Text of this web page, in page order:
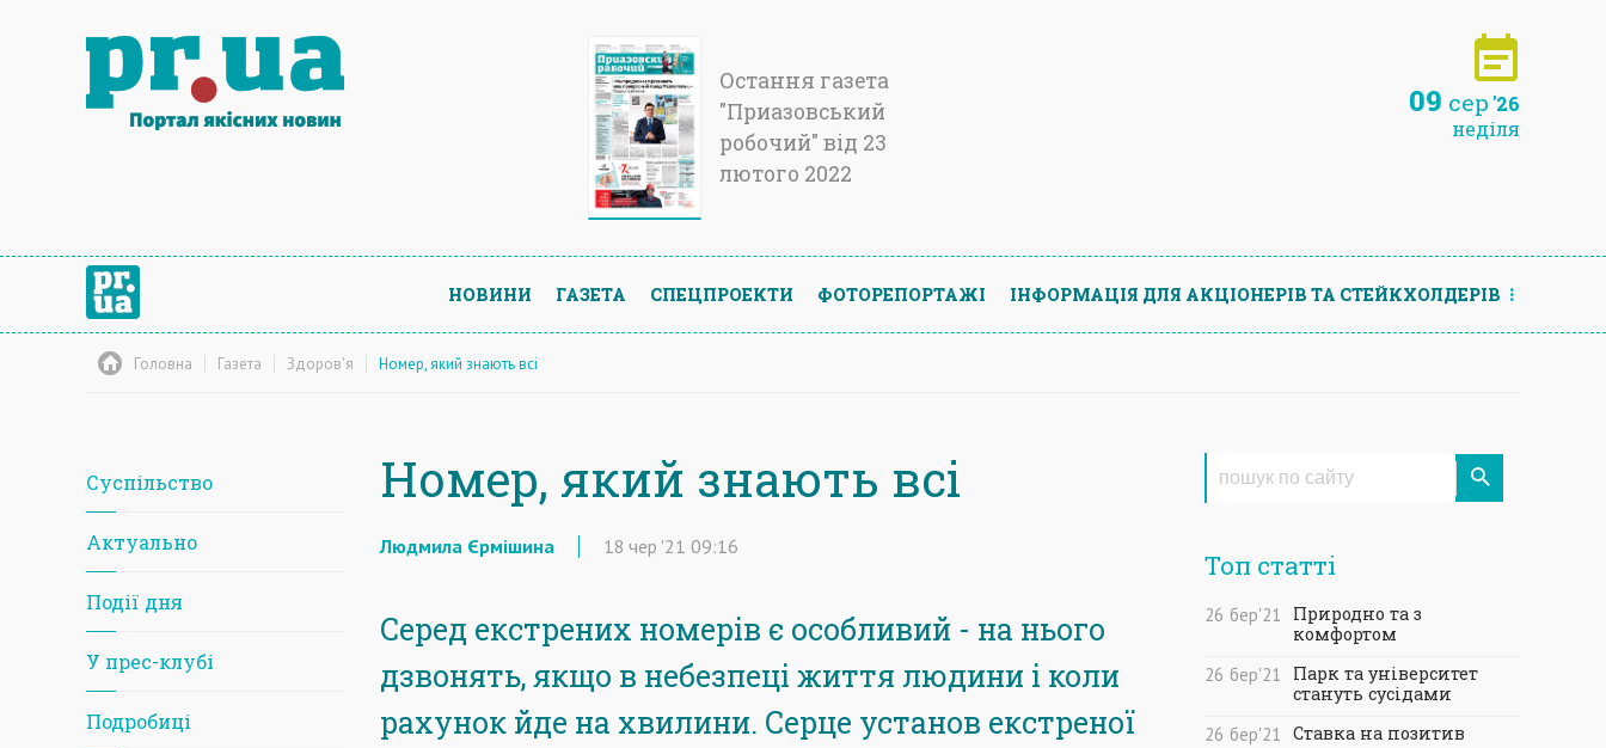
Остання газета
"Приазовський
робочий" від 23
лютого 2022
09 сер '26
неділя
НОВИНИ ГАЗЕТА СПЕЦПРОЕКТИ ФОТОРЕПОРТАЖІ ІНФОРМАЦIЯ ДЛЯ АКЦIОНЕРIВ ТА СТЕЙКХОЛДЕРIВ
Головна Газета Здоров'я Номер, який знають всі
Суспільство
Актуально
Події дня
У прес-клубі
Подробиці
Номер, який знають всі
Людмила Єрмішина 18 чер '21 09:16
Серед екстрених номерів є особливий - на нього
дзвонять, якщо в небезпеці життя людини і коли
рахунок йде на хвилини. Серце установ екстреної
Топ статті
26 бер'21
Природно та з
комфортом
26 бер'21
Парк та університет
стануть сусідами
26 бер'21 Ставка на позитив